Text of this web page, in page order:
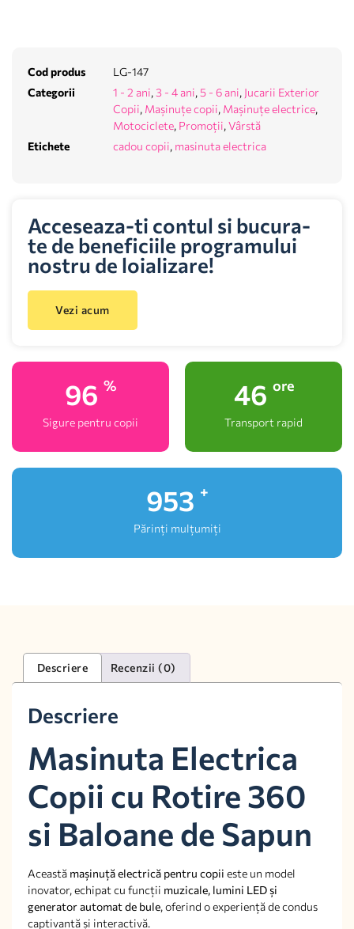
Cod produs
LG-147
Categorii
1 - 2 ani, 3 - 4 ani, 5 - 6 ani, Jucarii Exterior
Copii, Mașinuțe copii, Mașinuțe electrice,
Motociclete, Promoții, Vârstă
Etichete
cadou copii, masinuta electrica
Acceseaza-ti contul si bucura-
te de beneficiile programului
nostru de loializare!
Vezi acum
100 %
Sigure pentru copii
48 ore
Transport rapid
1,000
Părinți mulțumiți
Descriere Recenzii (0)
Descriere
Masinuta Electrica
Copii cu Rotire 360
si Baloane de Sapun
Această mașinuță electrică pentru copii este un model
inovator, echipat cu funcții muzicale, lumini LED și
generator automat de bule, oferind o experiență de condus
captivantă și interactivă.